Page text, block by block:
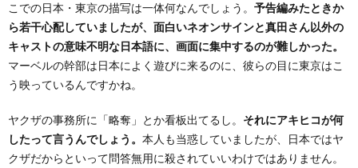
こでの日本・東京の描写は一体何なんでしょう。 予告編みたときか
ら若干心配していましたが、面白いネオンサインと真田さん以外の
キャストの意味不明な日本語に、画面に集中するのが難しかった。
マーベルの幹部は日本によく遊びに来るのに、彼らの目に東京はこ
う映っているんですかね。
ヤクザの事務所に「略奪」とか看板出てるし。 それにアキヒコが何
したって言うんでしょう。 本人も当惑していましたが、日本ではヤ
クザだからといって問答無用に殺されていいわけではありません。